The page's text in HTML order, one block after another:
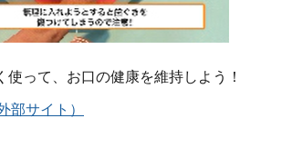
使って、お口の健康を維持しよう！
部サイト）